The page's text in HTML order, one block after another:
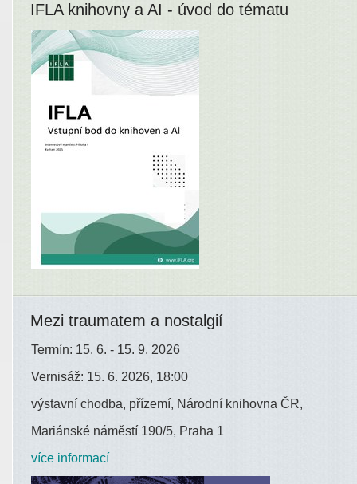
IFLA knihovny a AI - úvod do tématu
Mezi traumatem a nostalgií
Termín: 15. 6. - 15. 9. 2026
Vernisáž: 15. 6. 2026, 18:00
výstavní chodba, přízemí, Národní knihovna ČR,
Mariánské náměstí 190/5, Praha 1
více informací